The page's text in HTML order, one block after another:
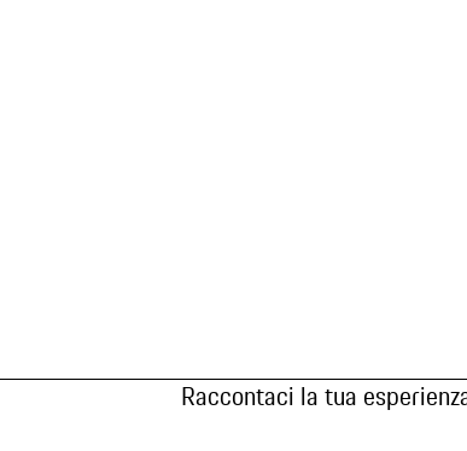
Raccontaci la tua